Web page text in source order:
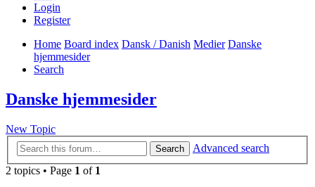
Login
Register
Home Board index Dansk / Danish Medier Danske
hjemmesider
Search
Danske hjemmesider
New Topic
Search
Advanced search
2 topics • Page 1 of 1